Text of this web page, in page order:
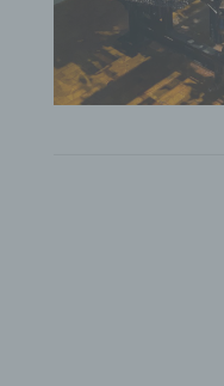
besteht, dass
verwendet werden,
Aspekte, die sich
beziehen, zu
bezüglich
Ortswechsel dieser